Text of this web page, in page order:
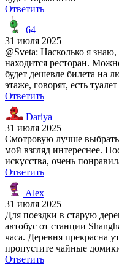
Ответить
64
31 июля 2025
@Sveta: Насколько я
находится ресторан.
будет дешевле билета на
этаже, говорят, есть
Ответить
Dariya
31 июля 2025
Смотровую лучше
мой взгляд интереснее.
искусства, очень
Ответить
Alex
31 июля 2025
Для поездки в старую
автобус от станции
часа. Деревня прекрасна
пропустите чайные
Ответить